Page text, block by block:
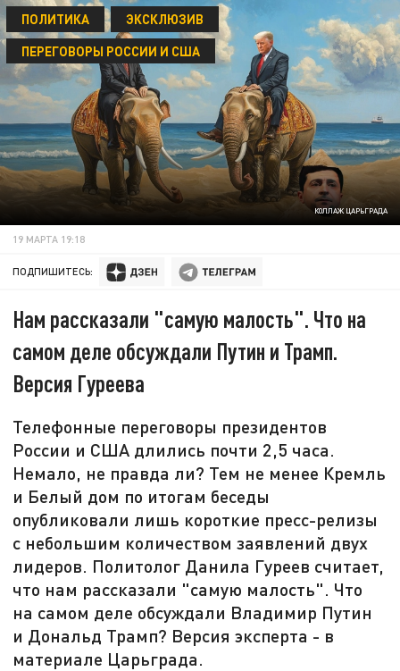
КОЛЛАЖ ЦАРЬГРАДА
ПОЛИТИКА
ЭКСКЛЮЗИВ
ПЕРЕГОВОРЫ РОССИИ И США
19 МАРТА 19:18
ПОДПИШИТЕСЬ:
Нам рассказали "самую малость". Что на
самом деле обсуждали Путин и Трамп.
Версия Гуреева
Телефонные переговоры президентов
России и США длились почти 2,5 часа.
Немало, не правда ли? Тем не менее Кремль
и Белый дом по итогам беседы
опубликовали лишь короткие пресс-релизы
с небольшим количеством заявлений двух
лидеров. Политолог Данила Гуреев считает,
что нам рассказали "самую малость". Что
на самом деле обсуждали Владимир Путин
и Дональд Трамп? Версия эксперта - в
материале Царьграда.